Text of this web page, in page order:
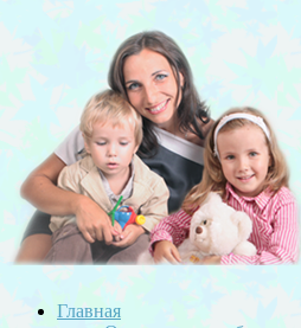
Главная